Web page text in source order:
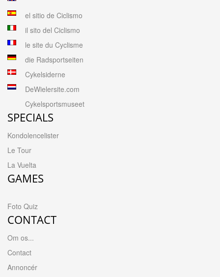
el sitio de Ciclismo
il sito del Ciclismo
le site du Cyclisme
die Radsportseiten
Cykelsiderne
DeWielersite.com
Cykelsportsmuseet
SPECIALS
Kondolencelister
Le Tour
La Vuelta
GAMES
Foto Quiz
CONTACT
Om os...
Contact
Annoncér